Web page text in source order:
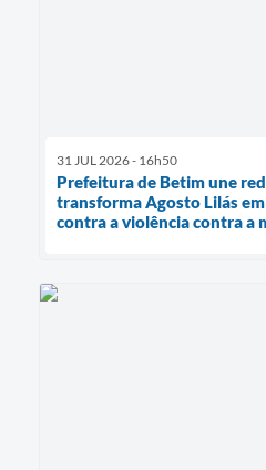
31 JUL 2026 - 16h50
Prefeitura de Betim une
transforma Agosto Lilás
contra a violência contra a